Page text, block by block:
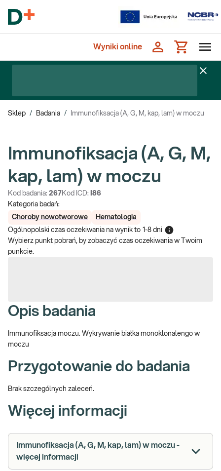
Wyniki online
Sklep / Badania / Immunofiksacja (A, G, M, kap, lam) w moczu
Immunofiksacja (A, G, M,
kap, lam) w moczu
Kod badania: 267 Kod ICD: I86
Kategoria badań:
Choroby nowotworowe
Hematologia
Ogólnopolski czas oczekiwania na wynik to 1-8 dni
Wybierz punkt pobrań, by zobaczyć czas oczekiwania w Twoim
punkcie.
Opis badania
Immunofiksacja moczu. Wykrywanie białka monoklonalengo w
moczu
Przygotowanie do badania
Brak szczególnych zaleceń.
Więcej informacji
Immunofiksacja (A, G, M, kap, lam) w moczu -
więcej informacji